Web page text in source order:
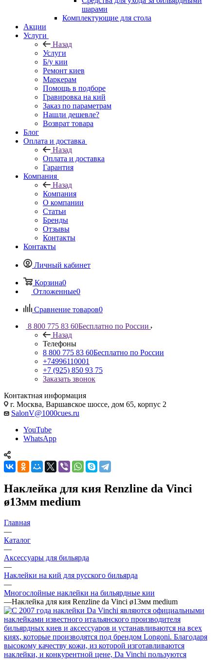
шарами
Комплектующие для стола
Акции
Услуги
Назад
Услуги
Б/у кии
Ремонт киев
Маркерам
Помощь в подборе
Гравировка на кий
Заказ по параметрам
Нашли дешевле?
Возврат товара
Блог
Оплата и доставка
Назад
Оплата и доставка
Гарантия
Компания
Назад
Компания
О компании
Статьи
Бренды
Отзывы
Контакты
Контакты
Личный кабинет
Корзина0
Отложенные0
Сравнение товаров0
8 800 775 83 60Бесплатно по России
Назад
Телефоны
8 800 775 83 60Бесплатно по России
+74996110001
+7 (925) 850 93 75
Заказать звонок
Контактная информация
г. Москва, Варшавское шоссе, дом 65, корпус 2
SalonV@1000cues.ru
YouTube
WhatsApp
Наклейка для кия Renzline da Vinci
ø13мм medium
Главная
—
Каталог
—
Аксессуары для бильярда
—
Наклейки на кий для русского бильярда
—
Многослойные наклейки на бильярдные кии
—Наклейка для кия Renzline da Vinci ø13мм medium